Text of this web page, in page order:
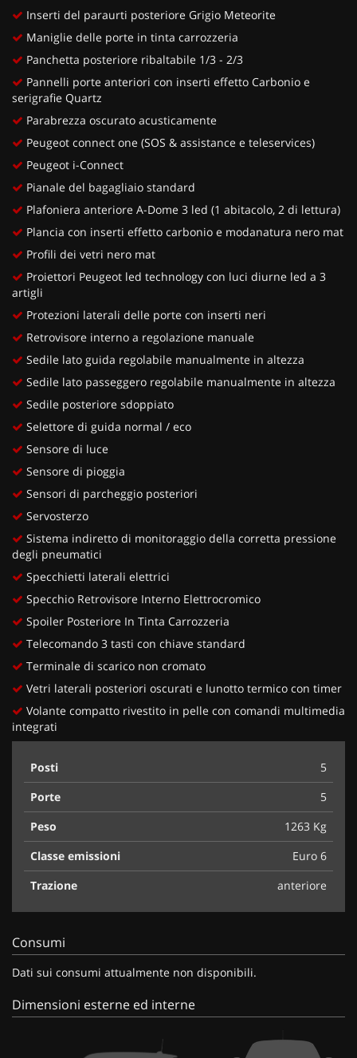
Inserti del paraurti posteriore Grigio Meteorite
Maniglie delle porte in tinta carrozzeria
Panchetta posteriore ribaltabile 1/3 - 2/3
Pannelli porte anteriori con inserti effetto Carbonio e
serigrafie Quartz
Parabrezza oscurato acusticamente
Peugeot connect one (SOS & assistance e teleservices)
Peugeot i-Connect
Pianale del bagagliaio standard
Plafoniera anteriore A-Dome 3 led (1 abitacolo, 2 di lettura)
Plancia con inserti effetto carbonio e modanatura nero mat
Profili dei vetri nero mat
Proiettori Peugeot led technology con luci diurne led a 3
artigli
Protezioni laterali delle porte con inserti neri
Retrovisore interno a regolazione manuale
Sedile lato guida regolabile manualmente in altezza
Sedile lato passeggero regolabile manualmente in altezza
Sedile posteriore sdoppiato
Selettore di guida normal / eco
Sensore di luce
Sensore di pioggia
Sensori di parcheggio posteriori
Servosterzo
Sistema indiretto di monitoraggio della corretta pressione
degli pneumatici
Specchietti laterali elettrici
Specchio Retrovisore Interno Elettrocromico
Spoiler Posteriore In Tinta Carrozzeria
Telecomando 3 tasti con chiave standard
Terminale di scarico non cromato
Vetri laterali posteriori oscurati e lunotto termico con timer
Volante compatto rivestito in pelle con comandi multimedia
integrati
Posti
5
Porte
5
Peso
1263 Kg
Classe emissioni
Euro 6
Trazione
anteriore
Consumi
Dati sui consumi attualmente non disponibili.
Dimensioni esterne ed interne